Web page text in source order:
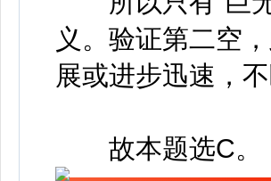
义。验证第二空
展或进步迅速，
故本题选C。